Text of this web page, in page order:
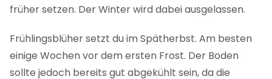
früher setzen. Der Winter wird dabei ausgelassen.
Frühlingsblüher setzt du im Spätherbst. Am besten
einige Wochen vor dem ersten Frost. Der Boden
sollte jedoch bereits gut abgekühlt sein, da die